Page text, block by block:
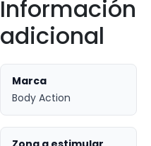
Información
adicional
Marca
Body Action